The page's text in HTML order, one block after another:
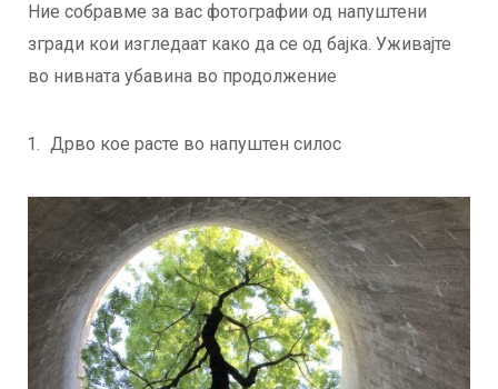
Ние собравме за вас фотографии од напуштени
згради кои изгледаат како да се од бајка. Уживајте
во нивната убавина во продолжение
Дрво кое расте во напуштен силос